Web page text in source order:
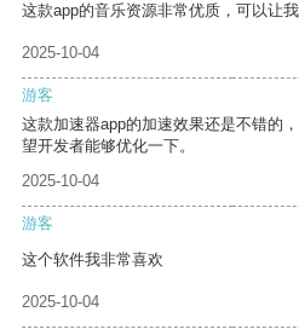
这款app的音乐资源非常优质，可以让
2025-10-04
游客
这款加速器app的加速效果还是不错的
望开发者能够优化一下。
2025-10-04
游客
这个软件我非常喜欢
2025-10-04